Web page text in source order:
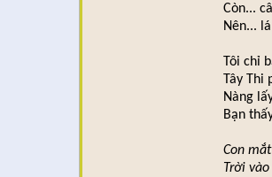
Còn...
Nên...
Tôi chỉ
Tây Thi
Nàng
Bạn
Con
Trời